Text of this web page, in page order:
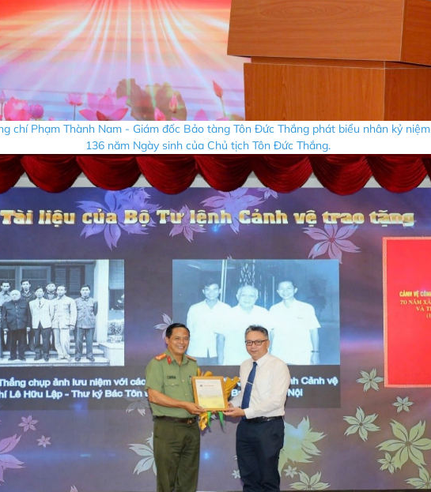
chí Phạm Thành Nam - Giám đốc Bảo tàng Tôn Đức Thắng phát biểu nhân kỷ niệm
136 năm Ngày sinh của Chủ tịch Tôn Đức Thắng.